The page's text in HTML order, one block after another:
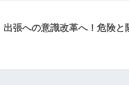
張への意識改革へ！危険と